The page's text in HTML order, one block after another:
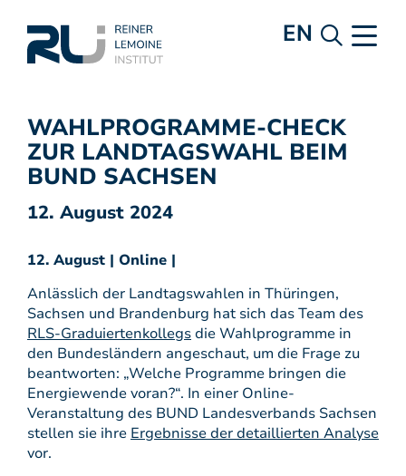
EN
WAHLPROGRAMME-CHECK
ZUR LANDTAGSWAHL BEIM
BUND SACHSEN
12. August 2024
12. August | Online |
Anlässlich der Landtagswahlen in Thüringen,
Sachsen und Brandenburg hat sich das Team des
RLS-Graduiertenkollegsdie Wahlprogramme in
den Bundesländern angeschaut, um die Frage zu
beantworten: „Welche Programme bringen die
Energiewende voran?“. In einer Online-
Veranstaltung des BUND Landesverbands Sachsen
stellen sie ihre Ergebnisse der detaillierten Analyse
vor.